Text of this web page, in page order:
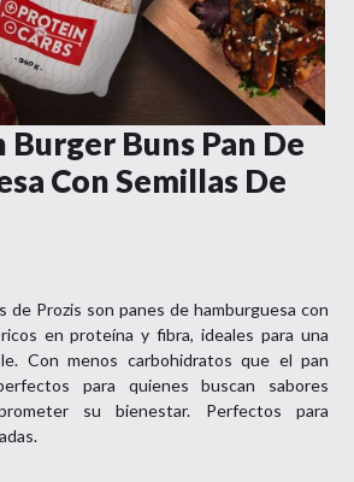
Burger Buns Pan De
Con Semillas De
de Prozis son panes de hamburguesa con
en proteína y fibra, ideales para una
Con menos carbohidratos que el pan
para quienes buscan sabores
su bienestar. Perfectos para